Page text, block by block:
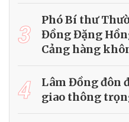
3
Phó Bí thư
Đồng Đặng
Cảng hàng
4
Lâm Đồng đôn
giao thông